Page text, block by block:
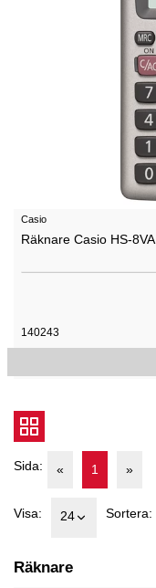
Räknare
Casio
Räknare Casio HS-8VA
140243
Sida: « 1 »
Visa: 24 Sortera: